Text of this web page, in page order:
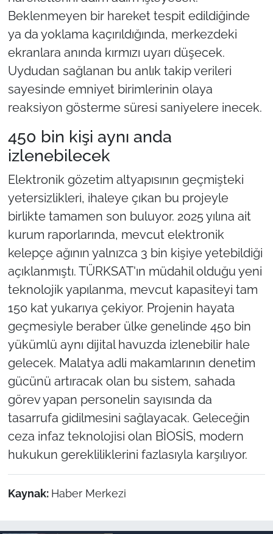
Beklenmeyen bir hareket tespit edildiğinde
ya da yoklama kaçırıldığında, merkezdeki
ekranlara anında kırmızı uyarı düşecek.
Uydudan sağlanan bu anlık takip verileri
sayesinde emniyet birimlerinin olaya
reaksiyon gösterme süresi saniyelere inecek.
450 bin kişi aynı anda
izlenebilecek
Elektronik gözetim altyapısının geçmişteki
yetersizlikleri, ihaleye çıkan bu projeyle
birlikte tamamen son buluyor. 2025 yılına ait
kurum raporlarında, mevcut elektronik
kelepçe ağının yalnızca 3 bin kişiye yetebildiği
açıklanmıştı. TÜRKSAT'ın müdahil olduğu yeni
teknolojik yapılanma, mevcut kapasiteyi tam
150 kat yukarıya çekiyor. Projenin hayata
geçmesiyle beraber ülke genelinde 450 bin
yükümlü aynı dijital havuzda izlenebilir hale
gelecek. Malatya adli makamlarının denetim
gücünü artıracak olan bu sistem, sahada
görev yapan personelin sayısında da
tasarrufa gidilmesini sağlayacak. Geleceğin
ceza infaz teknolojisi olan BİOSİS, modern
hukukun gerekliliklerini fazlasıyla karşılıyor.
Kaynak: Haber Merkezi